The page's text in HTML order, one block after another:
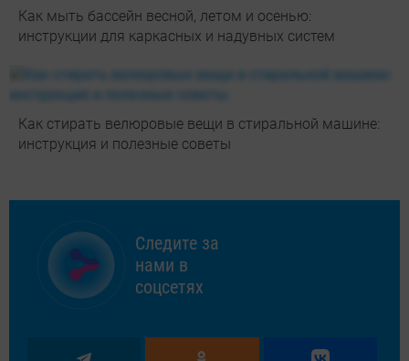
Как мыть бассейн весной, летом и осенью:
инструкции для каркасных и надувных систем
Как стирать велюровые вещи в стиральной машине:
инструкция и полезные советы
Следите за
нами в
соцсетях